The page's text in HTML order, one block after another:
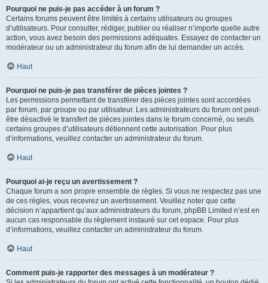
Pourquoi ne puis-je pas accéder à un forum ?
Certains forums peuvent être limités à certains utilisateurs ou groupes
d’utilisateurs. Pour consulter, rédiger, publier ou réaliser n’importe quelle autre
action, vous avez besoin des permissions adéquates. Essayez de contacter un
modérateur ou un administrateur du forum afin de lui demander un accès.
Haut
Pourquoi ne puis-je pas transférer de pièces jointes ?
Les permissions permettant de transférer des pièces jointes sont accordées
par forum, par groupe ou par utilisateur. Les administrateurs du forum ont peut-
être désactivé le transfert de pièces jointes dans le forum concerné, ou seuls
certains groupes d’utilisateurs détiennent cette autorisation. Pour plus
d’informations, veuillez contacter un administrateur du forum.
Haut
Pourquoi ai-je reçu un avertissement ?
Chaque forum a son propre ensemble de règles. Si vous ne respectez pas une
de ces règles, vous recevrez un avertissement. Veuillez noter que cette
décision n’appartient qu’aux administrateurs du forum, phpBB Limited n’est en
aucun cas responsable du règlement instauré sur cet espace. Pour plus
d’informations, veuillez contacter un administrateur du forum.
Haut
Comment puis-je rapporter des messages à un modérateur ?